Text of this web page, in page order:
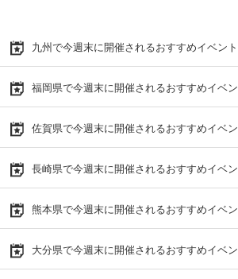
九州で今週末に開催されるおすすめイベン
福岡県で今週末に開催されるおすすめイベ
佐賀県で今週末に開催されるおすすめイベ
長崎県で今週末に開催されるおすすめイベ
熊本県で今週末に開催されるおすすめイベ
大分県で今週末に開催されるおすすめイベ